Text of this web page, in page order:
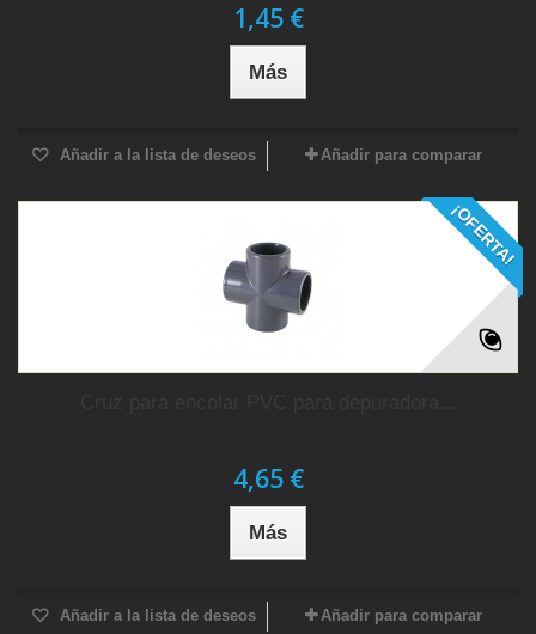
1,45 €
Más
Añadir a la lista de deseos Añadir para comparar
¡OFERTA!
4,65 €
Más
Añadir a la lista de deseos Añadir para comparar